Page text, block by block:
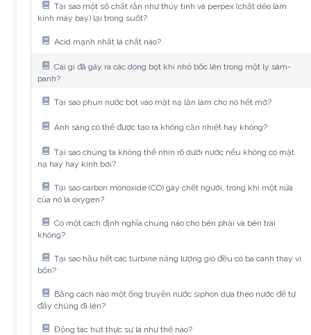
Tại sao một số chất rắn như thủy tinh và perpex (chất dẻo làm
kính máy bay) lại trong suốt?
Acid mạnh nhất là chất nào?
Cái gì đã gây ra các dòng bọt khí nhỏ bốc lên trong một ly sâm-
panh?
Tại sao phun nước bọt vào mặt nạ lặn làm cho nó hết mờ?
Ánh sáng có thể được tạo ra không cần nhiệt hay không?
Tại sao chúng ta không thể nhìn rõ dưới nước nếu không có mặt
nạ hay hay kính bơi?
Tại sao carbon monoxide (CO) gây chết người, trong khi một nửa
của nó là oxygen?
Có một cách định nghĩa chung nào cho bên phải và bên trái
không?
Tại sao hầu hết các turbine năng lượng gió đều có ba cánh thay vì
bốn?
Bằng cách nào một ống truyền nước siphon dựa theo nước để tự
đẩy chúng đi lên?
Động tác hút thực sự là như thế nào?